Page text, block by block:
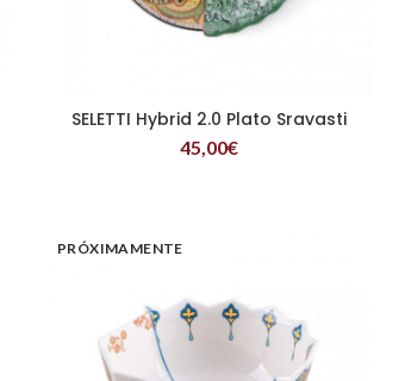
LEER MÁS
SELETTI Hybrid 2.0 Plato Sravasti
45,00€
PRÓXIMAMENTE